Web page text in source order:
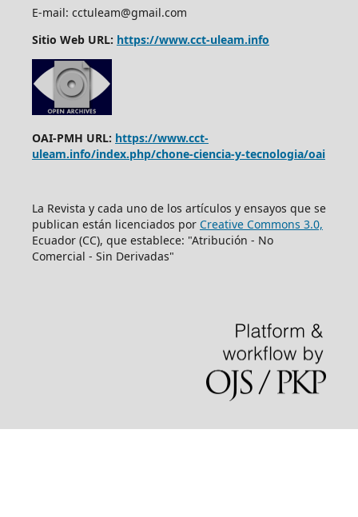
E-mail: cctuleam@gmail.com
Sitio Web URL: https://www.cct-uleam.info
OAI-PMH URL: https://www.cct-
uleam.info/index.php/chone-ciencia-y-tecnologia/oai
La Revista y cada uno de los artículos y ensayos que se
publican están licenciados por Creative Commons 3.0,
Ecuador (CC), que establece: "Atribución - No
Comercial - Sin Derivadas"